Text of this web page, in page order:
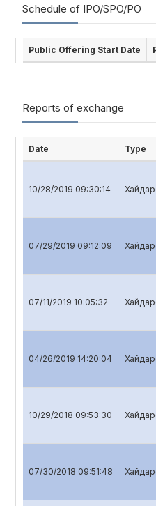
Schedule of IPO/SPO/PO
Public Offering Start Date
Reports of exchange
Date Type
10/28/2019 09:30:14
07/29/2019 09:12:09
07/11/2019 10:05:32
04/26/2019 14:20:04
10/29/2018 09:53:30
07/30/2018 09:51:48